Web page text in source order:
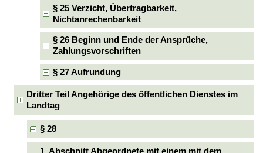
§ 25 Verzicht, Übertragbarkeit,
Nichtanrechenbarkeit
§ 26 Beginn und Ende der Ansprüche,
Zahlungsvorschriften
§ 27 Aufrundung
Dritter Teil Angehörige des öffentlichen Dienstes im
Landtag
§ 28